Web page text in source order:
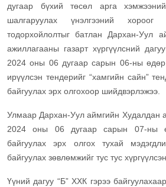
дугаар бүхий төсөл арга хэмжээний
шалгаруулах үнэлгээний хороог
тодорхойлолтыг батлан Дархан-Уул
ажиллагааны газарт хүргүүлсний
2024 оны 06 дугаар сарын 06-ны
ирүүлсэн тендерийг “хамгийн сайн”
байгуулах эрх олгохоор шийдвэрлэжээ.
Улмаар Дархан-Уул аймгийн Худалдан
2024 оны 06 дугаар сарын 07-ны
байгуулах эрх олгох тухай
байгуулах зөвлөмжийг тус тус
Үүний дагуу “Б” ХХК гэрээ